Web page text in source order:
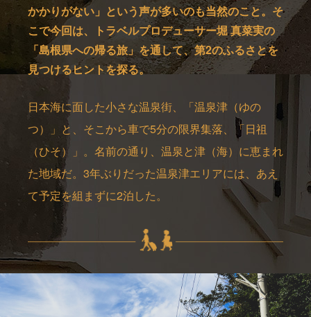
かかりがない」という声が多いのも当然のこと。そ
こで今回は、トラベルプロデューサー堀 真菜実の
「島根県への帰る旅」を通して、第2のふるさとを
見つけるヒントを探る。
日本海に面した小さな温泉街、「温泉津（ゆの
つ）」と、そこから車で5分の限界集落、「日祖
（ひそ）」。名前の通り、温泉と津（海）に恵まれ
た地域だ。3年ぶりだった温泉津エリアには、あえ
て予定を組まずに2泊した。